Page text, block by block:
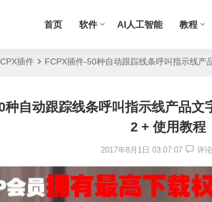
首页 软件 AI人工智能 教程
插件 FCPX插件-50种自动跟踪线条呼叫指示线
种自动跟踪线条呼叫指示线产品
2 + 使用教程
2017年8月1日 03:07:07 评论